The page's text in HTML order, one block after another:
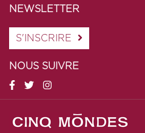
NEWSLETTER
S'INSCRIRE
NOUS SUIVRE